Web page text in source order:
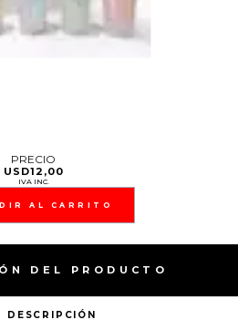
PRECIO
USD12,00
IVA INC.
AL CARRITO
DEL PRODUCTO
DESCRIPCIÓN